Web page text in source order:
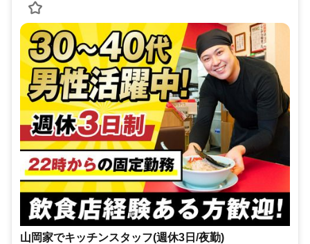
山岡家でキッチンスタッフ(週休3日/夜勤)